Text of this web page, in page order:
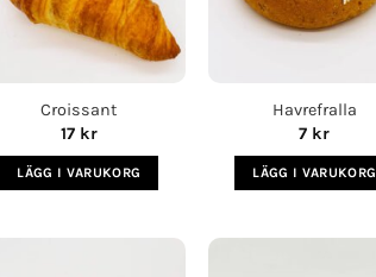
Croissant
17 kr
LÄGG I VARUKORG
Havrefralla
7 kr
LÄGG I VARUKORG